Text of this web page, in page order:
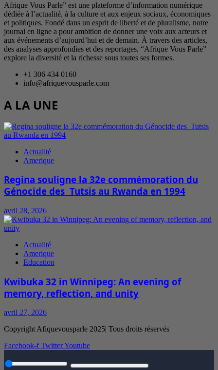
Afrique Vous Parle” est une plateforme d’information numérique
dédiée à l’actualité, à la culture et aux enjeux sociaux, économiques
et politiques. Fondé dans un esprit de liberté et de pluralisme, notre
journal en ligne a pour ambition de donner une voix aux acteurs et
aux événements d’aujourd’hui et de demain. À travers des articles,
des analyses approfondies et des reportages, “Afrique Vous Parle”
explore la diversité et la richesse sous toutes ses formes.
+1 306 434 0160
info@afriquevousparle.com
A LA UNE
Actualité
Amerique
Regina souligne la 32e commémoration du
Génocide des Tutsis au Rwanda en 1994
avril 28, 2026
Actualité
Amerique
Education
Kwibuka 32 in Winnipeg: An evening of
memory, reflection, and unity
avril 27, 2026
Copyright Afiquevousparle 2025| Tous droits réservés
Facebook-f TwitterYoutube